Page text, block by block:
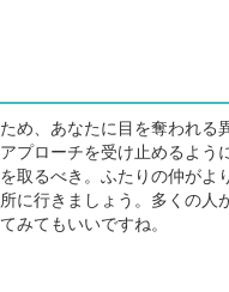
、あなたに目を奪われる
プローチを受け止めるよう
るべき。ふたりの仲がよ
に行きましょう。多くの人
みてもいいですね。